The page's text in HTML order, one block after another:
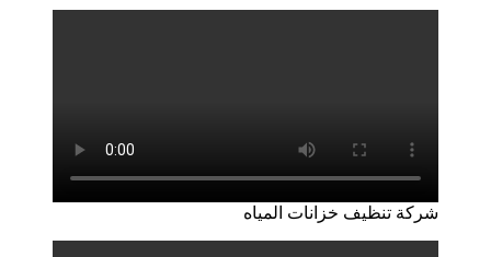
شركة تنظيف خزانات المياه